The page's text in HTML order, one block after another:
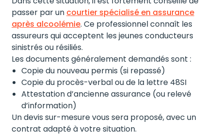
passer par un courtier spécialisé en assurance
après alcoolémie. Ce professionnel connaît les
assureurs qui acceptent les jeunes conducteurs
sinistrés ou résiliés.
Les documents généralement demandés sont :
Copie du nouveau permis (si repassé)
Copie du procès-verbal ou de la lettre 48SI
Attestation d’ancienne assurance (ou relevé
d’information)
Un devis sur-mesure vous sera proposé, avec un
contrat adapté à votre situation.